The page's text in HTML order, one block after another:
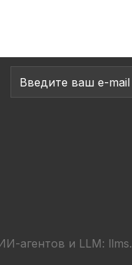
агентов и LLM: